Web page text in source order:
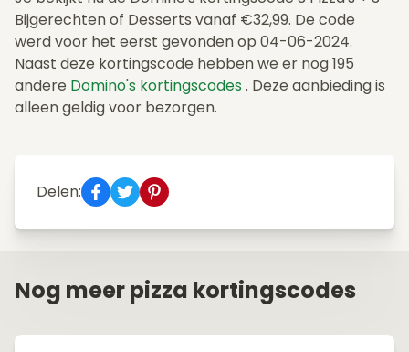
Bijgerechten of Desserts vanaf €32,99. De code
werd voor het eerst gevonden op 04-06-2024.
Naast deze kortingscode hebben we er nog 195
andere Domino's kortingscodes . Deze aanbieding is
alleen geldig voor bezorgen.
Delen:
Nog meer pizza kortingscodes